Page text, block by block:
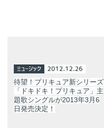
ミュージック 2012.12.26
待望！プリキュア新シリーズ
「ドキドキ！プリキュア」主
題歌シングルが2013年3月6
日発売決定！